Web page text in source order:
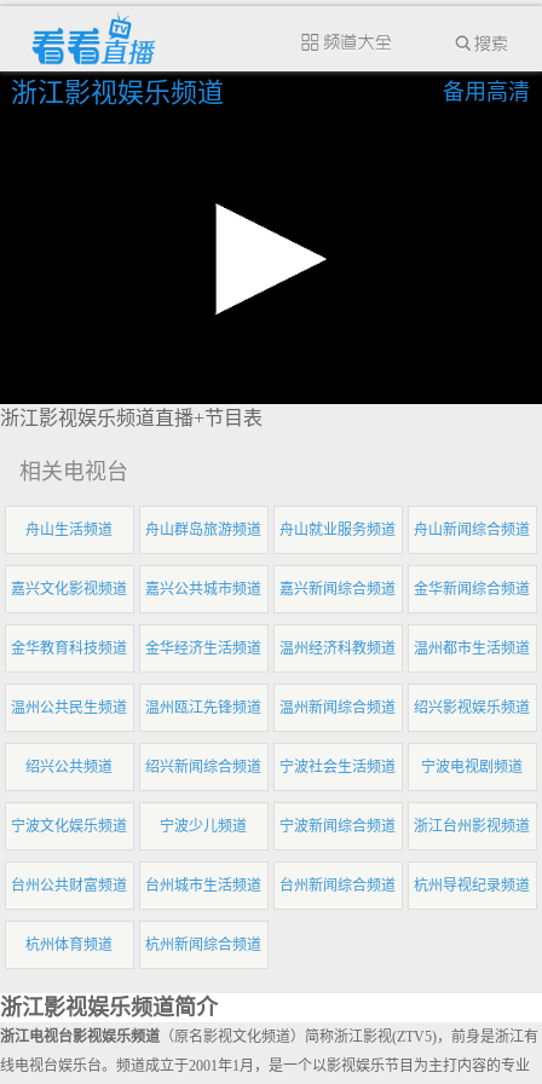
浙江影视娱乐频道 备用高清
浙江影视娱乐频道直播+节目表
相关电视台
舟山生活频道 舟山群岛旅游频道 舟山就业服务频道 舟山新闻综合频道
嘉兴文化影视频道 嘉兴公共城市频道 嘉兴新闻综合频道 金华新闻综合频道
金华教育科技频道 金华经济生活频道 温州经济科教频道 温州都市生活频道
温州公共民生频道 温州瓯江先锋频道 温州新闻综合频道 绍兴影视娱乐频道
绍兴公共频道 绍兴新闻综合频道 宁波社会生活频道 宁波电视剧频道
宁波文化娱乐频道 宁波少儿频道 宁波新闻综合频道 浙江台州影视频道
台州公共财富频道 台州城市生活频道 台州新闻综合频道 杭州导视纪录频道
杭州体育频道 杭州新闻综合频道
浙江影视娱乐频道简介
浙江电视台影视娱乐频道 （原名影视文化频道）简称浙江影视(ZTV5)，前身是浙江有
线电视台娱乐台。频道成立于2001年1月，是一个以影视娱乐节目为主打内容的专业